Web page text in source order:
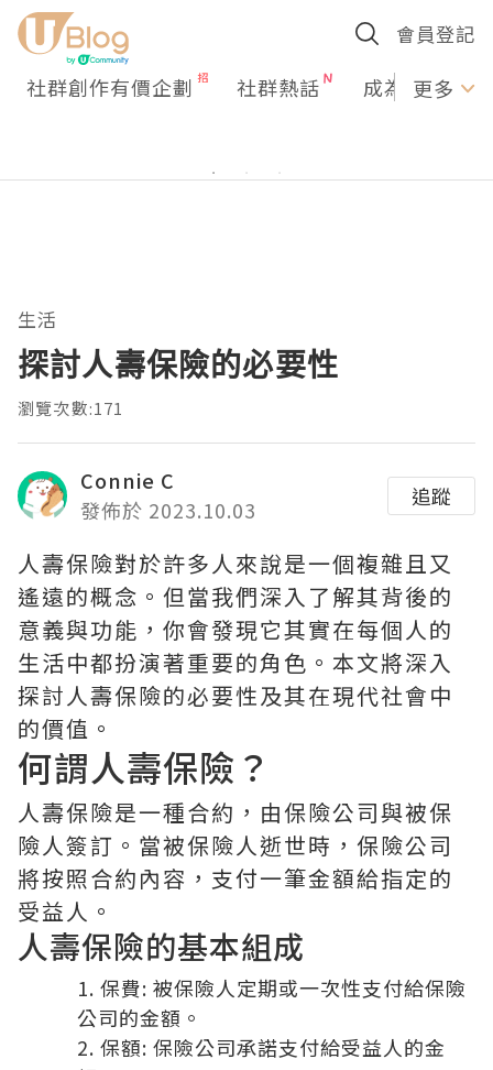
會員登記
社群創作有價企劃 社群熱話 成為U更多
生活
探討人壽保險的必要性
瀏覽次數:171
Connie C
發佈於 2023.10.03
追蹤
人壽保險對於許多人來說是一個複雜且又
遙遠的概念。但當我們深入了解其背後的
意義與功能，你會發現它其實在每個人的
生活中都扮演著重要的角色。本文將深入
探討人壽保險的必要性及其在現代社會中
的價值。
何謂人壽保險？
人壽保險是一種合約，由保險公司與被保
險人簽訂。當被保險人逝世時，保險公司
將按照合約內容，支付一筆金額給指定的
受益人。
人壽保險的基本組成
保費: 被保險人定期或一次性支付給保險
公司的金額。
保額: 保險公司承諾支付給受益人的金